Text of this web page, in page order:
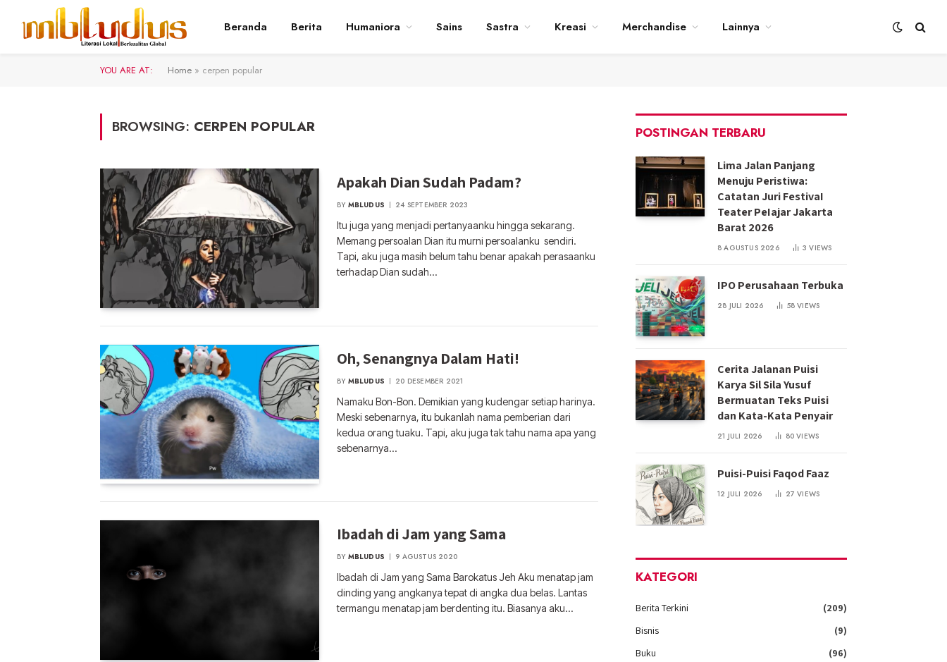
Beranda Berita Humaniora Sains Sastra Kreasi Merchandise Lainnya
YOU ARE AT: Home » cerpen popular
BROWSING: CERPEN POPULAR
Apakah Dian Sudah Padam?
BY MBLUDUS 24 SEPTEMBER 2023
Itu juga yang menjadi pertanyaanku hingga sekarang.
Memang persoalan Dian itu murni persoalanku sendiri.
Tapi, aku juga masih belum tahu benar apakah perasaanku
terhadap Dian sudah…
Oh, Senangnya Dalam Hati!
BY MBLUDUS 20 DESEMBER 2021
Namaku Bon-Bon. Demikian yang kudengar setiap harinya.
Meski sebenarnya, itu bukanlah nama pemberian dari
kedua orang tuaku. Tapi, aku juga tak tahu nama apa yang
sebenarnya…
Ibadah di Jam yang Sama
BY MBLUDUS 9 AGUSTUS 2020
Ibadah di Jam yang Sama Barokatus Jeh Aku menatap jam
dinding yang angkanya tepat di angka dua belas. Lantas
termangu menatap jam berdenting itu. Biasanya aku…
POSTINGAN TERBARU
Lima Jalan Panjang
Menuju Peristiwa:
Catatan Juri FestivaI
Teater PeIajar Jakarta
Barat 2026
8 AGUSTUS 2026 3VIEWS
IPO Perusahaan Terbuka
28 JULI 2026 58VIEWS
Cerita Jalanan Puisi
Karya Sil Sila Yusuf
Bermuatan Teks Puisi
dan Kata-Kata Penyair
21 JULI 2026 80VIEWS
Puisi-Puisi Faqod Faaz
12 JULI 2026 27VIEWS
KATEGORI
Berita Terkini
(209)
Bisnis
(9)
Buku
(96)